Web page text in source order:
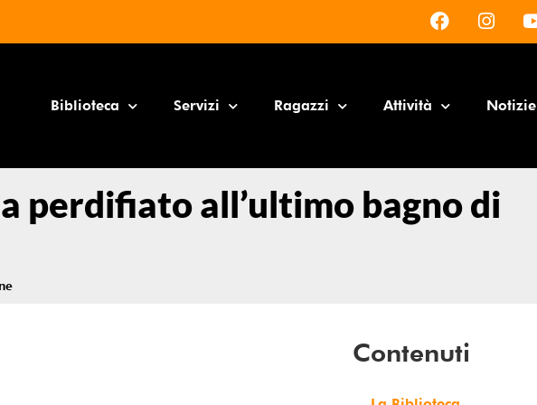
Biblioteca Servizi Ragazzi Attività Notizie
perdifiato all’ultimo bagno di
Contenuti